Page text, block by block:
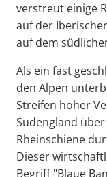
verstreut einige
auf der
auf dem
Als ein fast
den Alpen
Streifen hoher
Südengland
Rheinschiene
Dieser
Begriff "Blaue